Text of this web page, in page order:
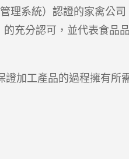
理系統）認證的家禽公
充分認可，並代表食品
證加工產品的過程擁有所